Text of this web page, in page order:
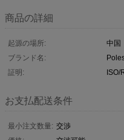
商品の詳細
起源の場所:
中国
ブランド名:
証明:
ISO/
お支払配送条件
最小注文数量: 交渉